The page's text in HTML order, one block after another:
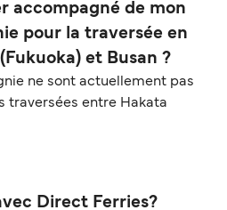
accompagné de mon
pour la traversée en
et Busan ?
ne sont actuellement pas
traversées entre Hakata
Direct Ferries?